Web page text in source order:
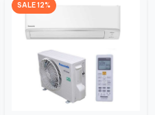
SALE 12%